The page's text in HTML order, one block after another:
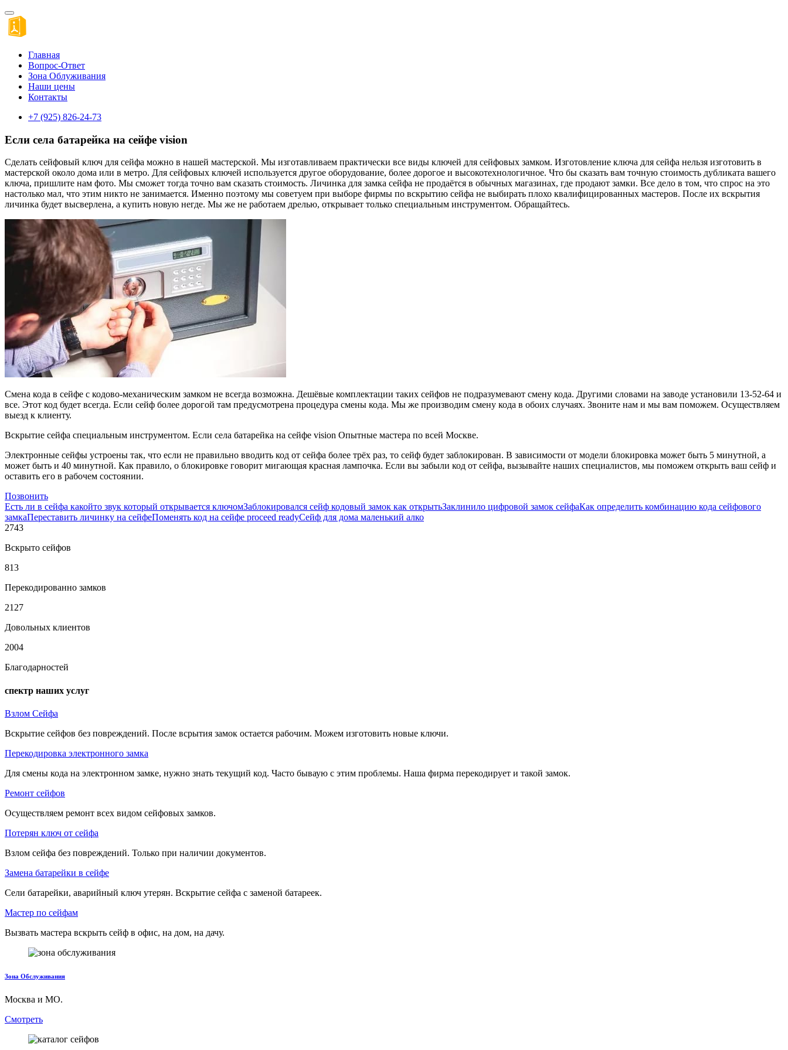
Главная
Вопрос-Ответ
Зона Облуживания
Наши цены
Контакты
+7 (925) 826-24-73
Если села батарейка на сейфе vision
Сделать сейфовый ключ для сейфа можно в нашей мастерской. Мы изготавливаем практически все виды ключей для сейфовых замком. Изготовление ключа для сейфа нельзя изготовить в
мастерской около дома или в метро. Для сейфовых ключей используется другое оборудование, более дорогое и высокотехнологичное. Что бы сказать вам точную стоимость дубликата вашего
ключа, пришлите нам фото. Мы сможет тогда точно вам сказать стоимость. Личинка для замка сейфа не продаётся в обычных магазинах, где продают замки. Все дело в том, что спрос на это
настолько мал, что этим никто не занимается. Именно поэтому мы советуем при выборе фирмы по вскрытию сейфа не выбирать плохо квалифицированных мастеров. После их вскрытия
личинка будет высверлена, а купить новую негде. Мы же не работаем дрелью, открывает только специальным инструментом. Обращайтесь.
Смена кода в сейфе с кодово-механическим замком не всегда возможна. Дешёвые комплектации таких сейфов не подразумевают смену кода. Другими словами на заводе установили 13-52-64 и
все. Этот код будет всегда. Если сейф более дорогой там предусмотрена процедура смены кода. Мы же производим смену кода в обоих случаях. Звоните нам и мы вам поможем. Осуществляем
выезд к клиенту.
Вскрытие сейфа специальным инструментом. Если села батарейка на сейфе vision Опытные мастера по всей Москве.
Электронные сейфы устроены так, что если не правильно вводить код от сейфа более трёх раз, то сейф будет заблокирован. В зависимости от модели блокировка может быть 5 минутной, а
может быть и 40 минутной. Как правило, о блокировке говорит мигающая красная лампочка. Если вы забыли код от сейфа, вызывайте наших специалистов, мы поможем открыть ваш сейф и
оставить его в рабочем состоянии.
Позвонить
Есть ли в сейфа какойто звук который открывается ключомЗаблокировался сейф кодовый замок как открытьЗаклинило цифровой замок сейфаКак определить комбинацию кода сейфового
замкаПереставить личинку на сейфеПоменять код на сейфе proceed readyСейф для дома маленький алко
2743
Вскрыто сейфов
813
Перекодированно замков
2127
Довольных клиентов
2004
Благодарностей
спектр наших услуг
Взлом Сейфа
Вскрытие сейфов без повреждений. После всрытия замок остается рабочим. Можем изготовить новые ключи.
Перекодировка электронного замка
Для смены кода на электронном замке, нужно знать текущий код. Часто бываую с этим проблемы. Наша фирма перекодирует и такой замок.
Ремонт сейфов
Осуществляем ремонт всех видом сейфовых замков.
Потерян ключ от сейфа
Взлом сейфа без повреждений. Только при наличии документов.
Замена батарейки в сейфе
Сели батарейки, аварийный ключ утерян. Вскрытие сейфа с заменой батареек.
Мастер по сейфам
Вызвать мастера вскрыть сейф в офис, на дом, на дачу.
Зона Обслуживания
Москва и МО.
Смотреть